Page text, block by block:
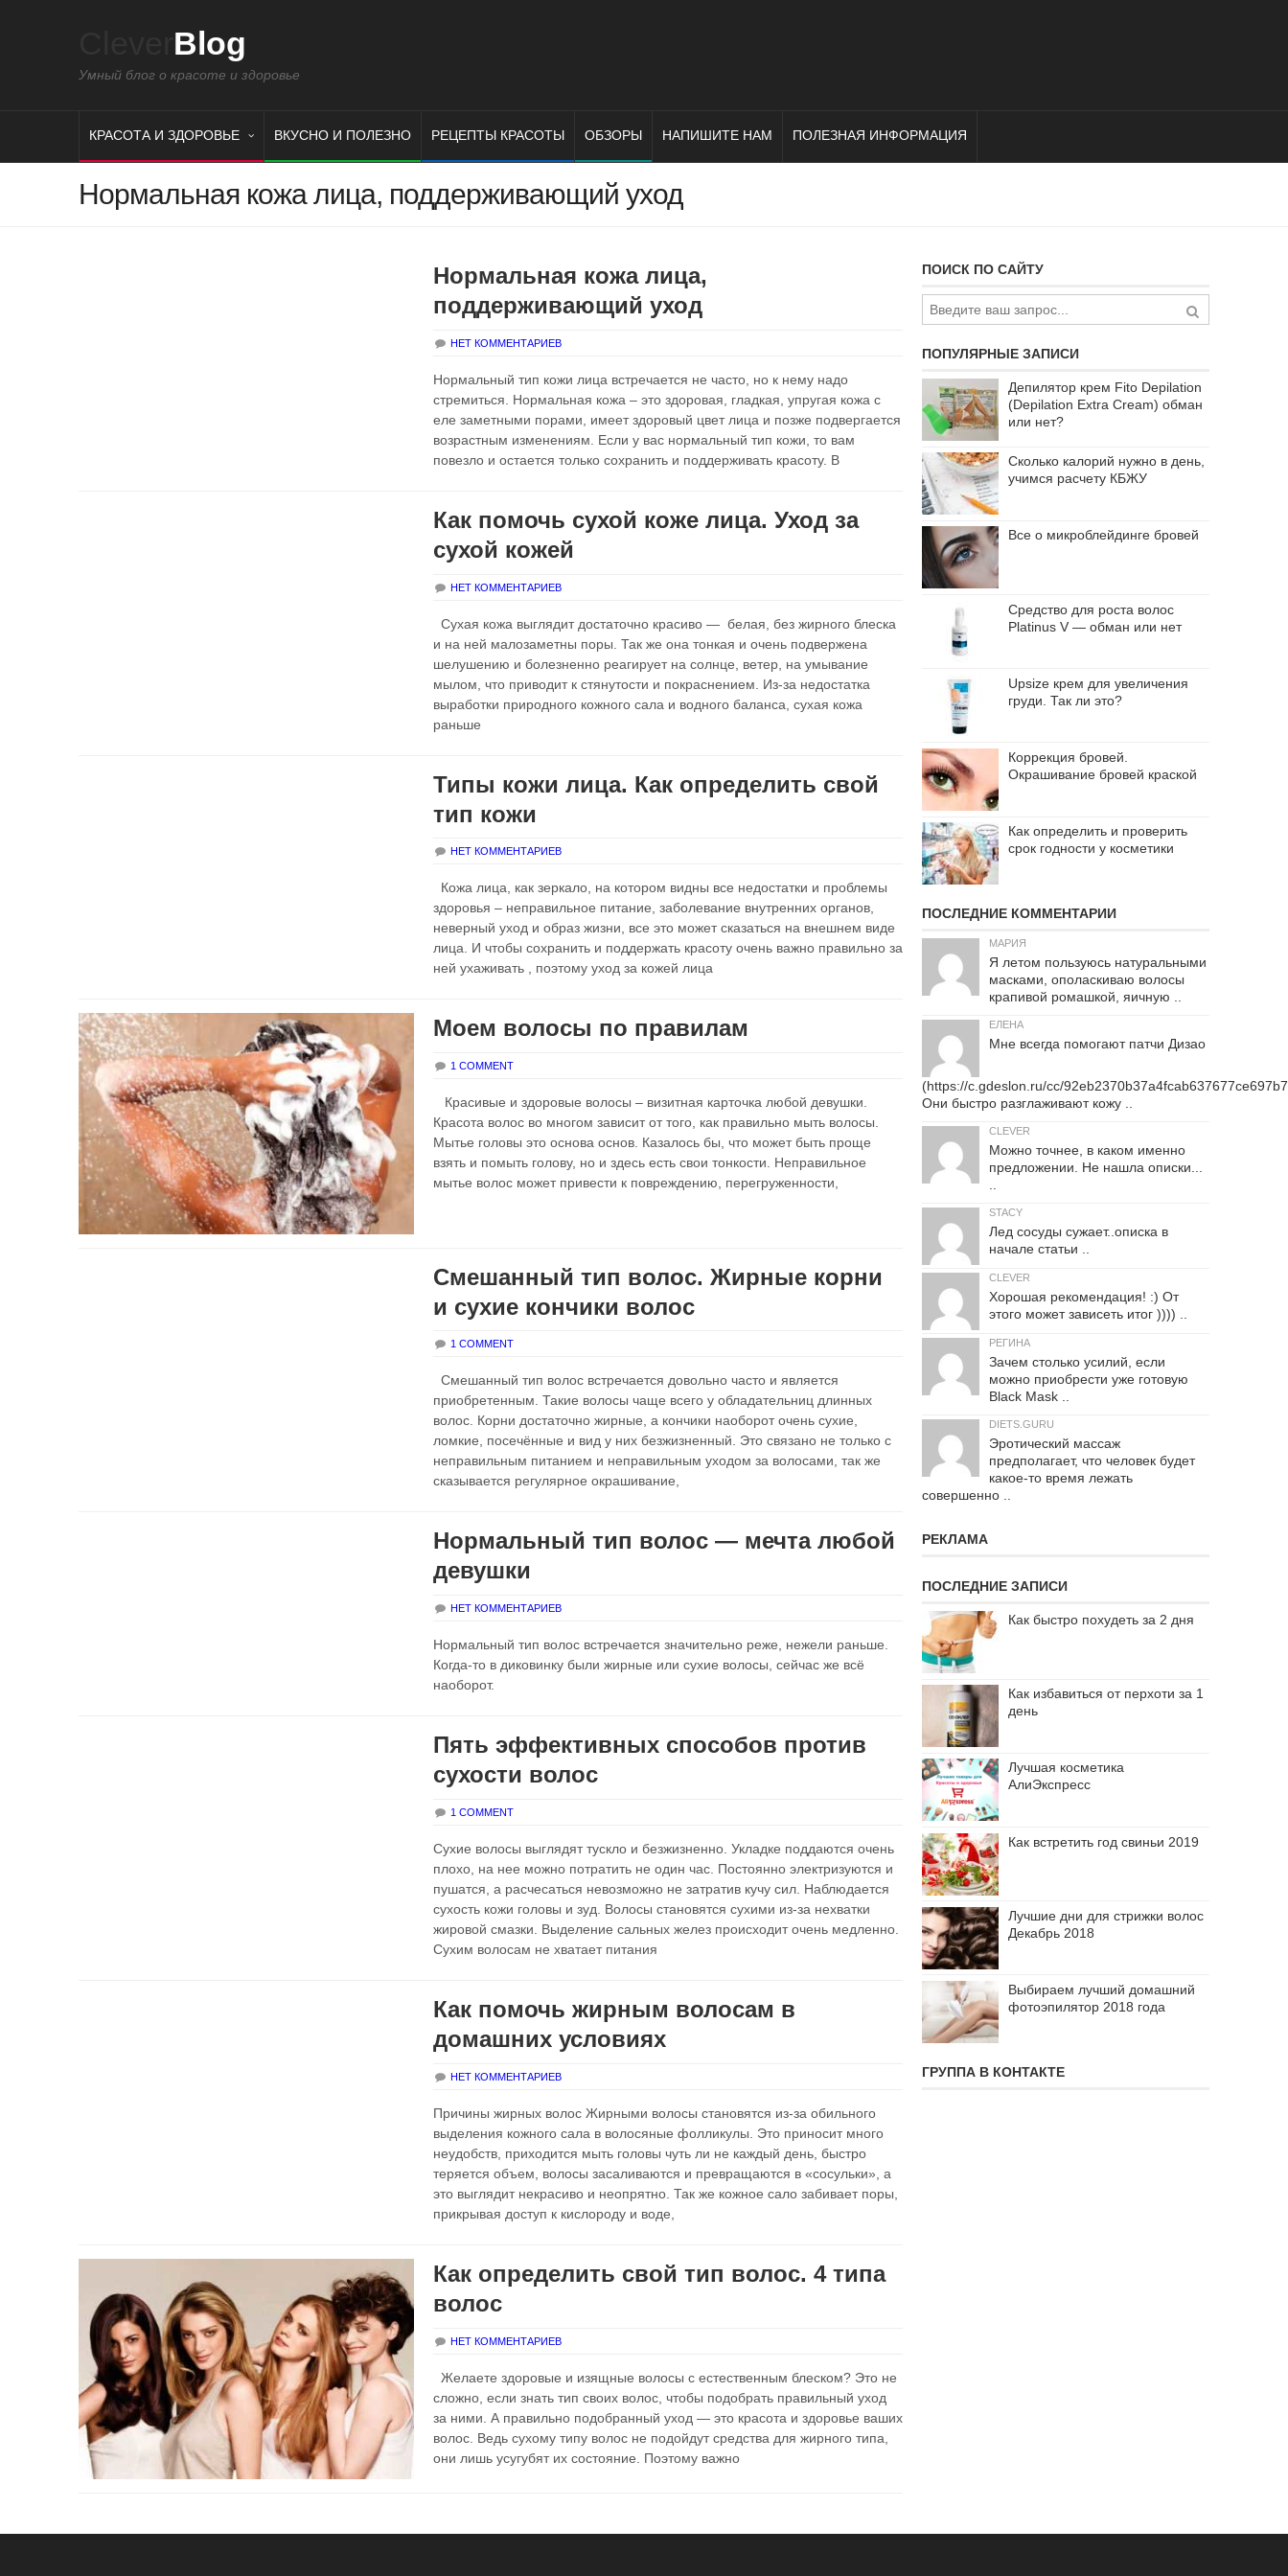
Blog
Умный блог о красоте и здоровье
КРАСОТА И ЗДОРОВЬЕ ВКУСНО И ПОЛЕЗНО РЕЦЕПТЫ КРАСОТЫ ОБЗОРЫ НАПИШИТЕ НАМ ПОЛЕЗНАЯ ИНФОРМАЦИЯ
Нормальная кожа лица, поддерживающий уход
Нормальная кожа лица,
поддерживающий уход
НЕТ КОММЕНТАРИЕВ
Нормальный тип кожи лица встречается не часто, но к нему надо
стремиться. Нормальная кожа – это здоровая, гладкая, упругая кожа с
еле заметными порами, имеет здоровый цвет лица и позже подвергается
возрастным изменениям. Если у вас нормальный тип кожи, то вам
повезло и остается только сохранить и поддерживать красоту. В
Как помочь сухой коже лица. Уход за
сухой кожей
НЕТ КОММЕНТАРИЕВ
Сухая кожа выглядит достаточно красиво — белая, без жирного блеска
и на ней малозаметны поры. Так же она тонкая и очень подвержена
шелушению и болезненно реагирует на солнце, ветер, на умывание
мылом, что приводит к стянутости и покраснением. Из-за недостатка
выработки природного кожного сала и водного баланса, сухая кожа
раньше
Типы кожи лица. Как определить свой
тип кожи
НЕТ КОММЕНТАРИЕВ
Кожа лица, как зеркало, на котором видны все недостатки и проблемы
здоровья – неправильное питание, заболевание внутренних органов,
неверный уход и образ жизни, все это может сказаться на внешнем виде
лица. И чтобы сохранить и поддержать красоту очень важно правильно за
ней ухаживать , поэтому уход за кожей лица
Моем волосы по правилам
1 COMMENT
Красивые и здоровые волосы – визитная карточка любой девушки.
Красота волос во многом зависит от того, как правильно мыть волосы.
Мытье головы это основа основ. Казалось бы, что может быть проще
взять и помыть голову, но и здесь есть свои тонкости. Неправильное
мытье волос может привести к повреждению, перегруженности,
Смешанный тип волос. Жирные корни
и сухие кончики волос
1 COMMENT
Смешанный тип волос встречается довольно часто и является
приобретенным. Такие волосы чаще всего у обладательниц длинных
волос. Корни достаточно жирные, а кончики наоборот очень сухие,
ломкие, посечённые и вид у них безжизненный. Это связано не только с
неправильным питанием и неправильным уходом за волосами, так же
сказывается регулярное окрашивание,
Нормальный тип волос — мечта любой
девушки
НЕТ КОММЕНТАРИЕВ
Нормальный тип волос встречается значительно реже, нежели раньше.
Когда-то в диковинку были жирные или сухие волосы, сейчас же всё
наоборот.
Пять эффективных способов против
сухости волос
1 COMMENT
Сухие волосы выглядят тускло и безжизненно. Укладке поддаются очень
плохо, на нее можно потратить не один час. Постоянно электризуются и
пушатся, а расчесаться невозможно не затратив кучу сил. Наблюдается
сухость кожи головы и зуд. Волосы становятся сухими из-за нехватки
жировой смазки. Выделение сальных желез происходит очень медленно.
Сухим волосам не хватает питания
Как помочь жирным волосам в
домашних условиях
НЕТ КОММЕНТАРИЕВ
Причины жирных волос Жирными волосы становятся из-за обильного
выделения кожного сала в волосяные фолликулы. Это приносит много
неудобств, приходится мыть головы чуть ли не каждый день, быстро
теряется объем, волосы засаливаются и превращаются в «сосульки», а
это выглядит некрасиво и неопрятно. Так же кожное сало забивает поры,
прикрывая доступ к кислороду и воде,
Как определить свой тип волос. 4 типа
волос
НЕТ КОММЕНТАРИЕВ
Желаете здоровые и изящные волосы с естественным блеском? Это не
сложно, если знать тип своих волос, чтобы подобрать правильный уход
за ними. А правильно подобранный уход — это красота и здоровье ваших
волос. Ведь сухому типу волос не подойдут средства для жирного типа,
они лишь усугубят их состояние. Поэтому важно
ПОИСК ПО САЙТУ
ПОПУЛЯРНЫЕ ЗАПИСИ
Депилятор крем Fito Depilation
(Depilation Extra Cream) обман
или нет?
Сколько калорий нужно в день,
учимся расчету КБЖУ
Все о микроблейдинге бровей
Средство для роста волос
Platinus V — обман или нет
Upsize крем для увеличения
груди. Так ли это?
Коррекция бровей.
Окрашивание бровей краской
Как определить и проверить
срок годности у косметики
ПОСЛЕДНИЕ КОММЕНТАРИИ
МАРИЯ
Я летом пользуюсь натуральными
масками, ополаскиваю волосы
крапивой ромашкой, яичную ..
ЕЛЕНА
Мне всегда помогают патчи Дизао
(https://c.gdeslon.ru/cc/
Они быстро разглаживают кожу ..
CLEVER
Можно точнее, в каком именно
предложении. Не нашла описки...
STACY
Лед сосуды сужает..описка в
начале статьи ..
CLEVER
Хорошая рекомендация! :) От
этого может зависеть итог )))) ..
РЕГИНА
Зачем столько усилий, если
можно приобрести уже готовую
Black Mask ..
DIETS.GURU
Эротический массаж
предполагает, что человек будет
какое-то время лежать
совершенно ..
РЕКЛАМА
ПОСЛЕДНИЕ ЗАПИСИ
Как быстро похудеть за 2 дня
Как избавиться от перхоти за 1
день
Лучшая косметика
АлиЭкспресс
Как встретить год свиньи 2019
Лучшие дни для стрижки волос
Декабрь 2018
Выбираем лучший домашний
фотоэпилятор 2018 года
ГРУППА В КОНТАКТЕ